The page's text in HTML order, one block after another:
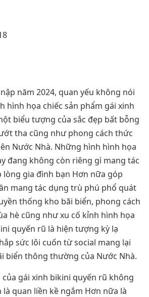
năm 2024, quan yếu không nói
hình họa chiếc sản phẩm gái xinh
biểu tượng của sắc đẹp bất bỗng
tha cũng như phong cách thức
Nước Nhà. Những hình hình họa
đang không còn riêng gì mang tác
lòng gia đình bạn Hơn nữa góp
mang tác dụng trù phú phổ quát
thống kho bãi biển, phong cách
hè cũng như xu cố kỉnh hình họa
quyến rũ là hiện tượng kỳ lạ
sức lôi cuốn từ social mang lại
biển thông thường của Nước Nhà.
của gái xinh bikini quyến rũ không
quan liền kề ngắm Hơn nữa là